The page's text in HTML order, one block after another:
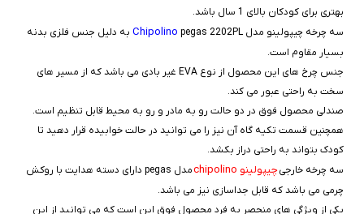
بهتری برای کودکان بالای 1 سال باشد.
سه چرخه چیپولینو مدل
Chipolino pegas 2202PL به دلیل جنس فلزی بدنه
بسیار مقاوم است.
جنس چرخ های این محصول از نوع EVA غیر بادی می باشد که از مسیر های
سخت به راحتی عبور می کند.
صندلی محصول فوق در دو حالت رو به مادر و رو به محیط قابل تنظیم است.
همچنین قسمت تکیه گاه آن نیز را می توانید در حالت خوابیده قرار دهید تا
کودک بتواند به راحتی دراز بکشد.
سه چرخه خارجیچیپولینو chipolino
مدل pegas دارای دسته هدایت با روکش
چرمی می باشد که قابل جداسازی نیز می باشد.
یکی از ویژگی های منحصر به فرد محصول فوق این است که می توانید از این